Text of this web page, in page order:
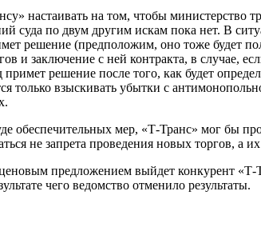
настаивать на том, чтобы министерство
по двум другим искам пока нет. В
решение (предположим, оно тоже будет
и заключение с ней контракта, в случае,
решение после того, как будет
только взыскивать убытки с
обеспечительных мер, «Т-Транс» мог бы
не запрета проведения новых торгов, а
предложением выйдет конкурент
чего ведомство отменило результаты.